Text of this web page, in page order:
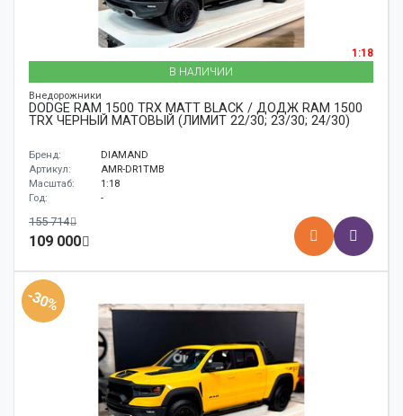
1:18
В НАЛИЧИИ
Внедорожники
DODGE RAM 1500 TRX MATT BLACK / ДОДЖ RAM 1500
TRX ЧЕРНЫЙ МАТОВЫЙ (ЛИМИТ 22/30; 23/30; 24/30)
Бренд:
DIAMAND
Артикул:
AMR-DR1TMB
Масштаб:
1:18
Год:
-
155 714
109 000
-30%